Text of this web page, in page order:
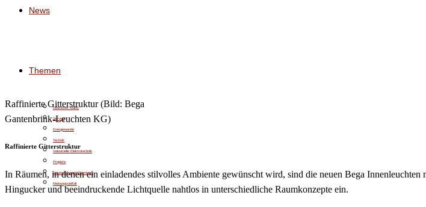
News
Themen
Deutscher Markt
Service
Energiewende
Technik
Industrielle Elektrotechnik
Projekte
Veranstaltungen/Seminare
Meinungsvielfalt
Raffinierte Gitterstruktur (Bild: Bega
Gantenbrink-Leuchten KG)
Raffinierte Gitterstruktur
In Räumen, in denen ein einladendes stilvolles Ambiente gewünscht wird, sind die neuen Bega
Hingucker und beeindruckende Lichtquelle nahtlos in unterschiedliche Raumkonzepte ein.